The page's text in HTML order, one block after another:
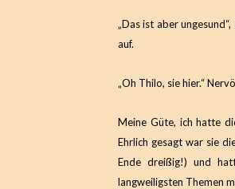
„Das ist aber
auf.
„Oh Thilo, sie hier.“
Meine Güte, ich hatte
Ehrlich gesagt war sie
Ende dreißig!) und
langweiligsten Themen